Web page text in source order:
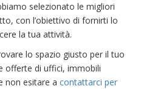
selezionato le migliori
con l’obiettivo di fornirti lo
la tua attività.
lo spazio giusto per il tuo
offerte di uffici, immobili
non esitare a contattarci per